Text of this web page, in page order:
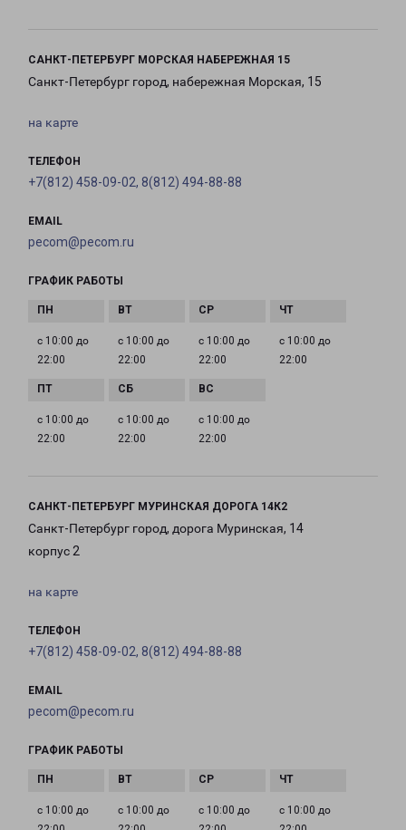
САНКТ-ПЕТЕРБУРГ МОРСКАЯ НАБЕРЕЖНАЯ 15
Санкт-Петербург город, набережная Морская, 15
на карте
ТЕЛЕФОН
+7(812) 458-09-02, 8(812) 494-88-88
EMAIL
pecom@pecom.ru
ГРАФИК РАБОТЫ
с 10:00 до
22:00
с 10:00 до
22:00
с 10:00 до
22:00
с 10:00 до
22:00
с 10:00 до
22:00
с 10:00 до
22:00
с 10:00 до
22:00
САНКТ-ПЕТЕРБУРГ МУРИНСКАЯ ДОРОГА 14К2
Санкт-Петербург город, дорога Муринская, 14
корпус 2
на карте
ТЕЛЕФОН
+7(812) 458-09-02, 8(812) 494-88-88
EMAIL
pecom@pecom.ru
ГРАФИК РАБОТЫ
с 10:00 до
с 10:00 до
с 10:00 до
с 10:00 до